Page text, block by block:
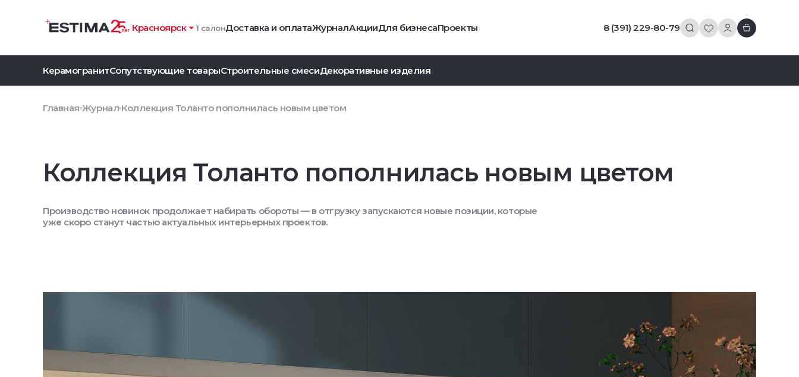
Красноярск 1 салонДоставка и оплатаЖурналАкцииДля бизнесаПроекты 8 (391) 229-80-79
КерамогранитСопутствующие товарыСтроительные смесиДекоративные изделия
Главная Журнал Коллекция Толанто пополнилась новым цветом
Коллекция Толанто пополнилась новым цветом
Производство новинок продолжает набирать обороты — в отгрузку запускаются новые позиции, которые
уже скоро станут частью актуальных интерьерных проектов.